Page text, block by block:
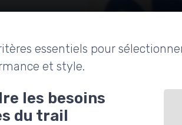
essentiels pour
et style.
les besoins
du trail